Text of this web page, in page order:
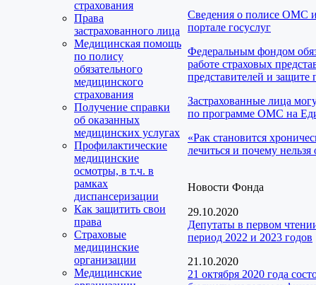
страхования
Права
застрахованного лица
Медицинская помощь
по полису
обязательного
медицинского
страхования
Получение справки
об оказанных
медицинских услугах
Профилактические
медицинские
осмотры, в т.ч. в
рамках
диспансеризации
Как защитить свои
права
Страховые
медицинские
организации
Медицинские
Сведения о полисе ОМС
портале госуслуг
Федеральным фондом
работе страховых
представителей и защите
Застрахованные лица
по программе ОМС на
«Рак становится
лечиться и почему нельзя
Новости Фонда
29.10.2020
Депутаты в первом
период 2022 и 2023 годов
21.10.2020
21 октября 2020 года